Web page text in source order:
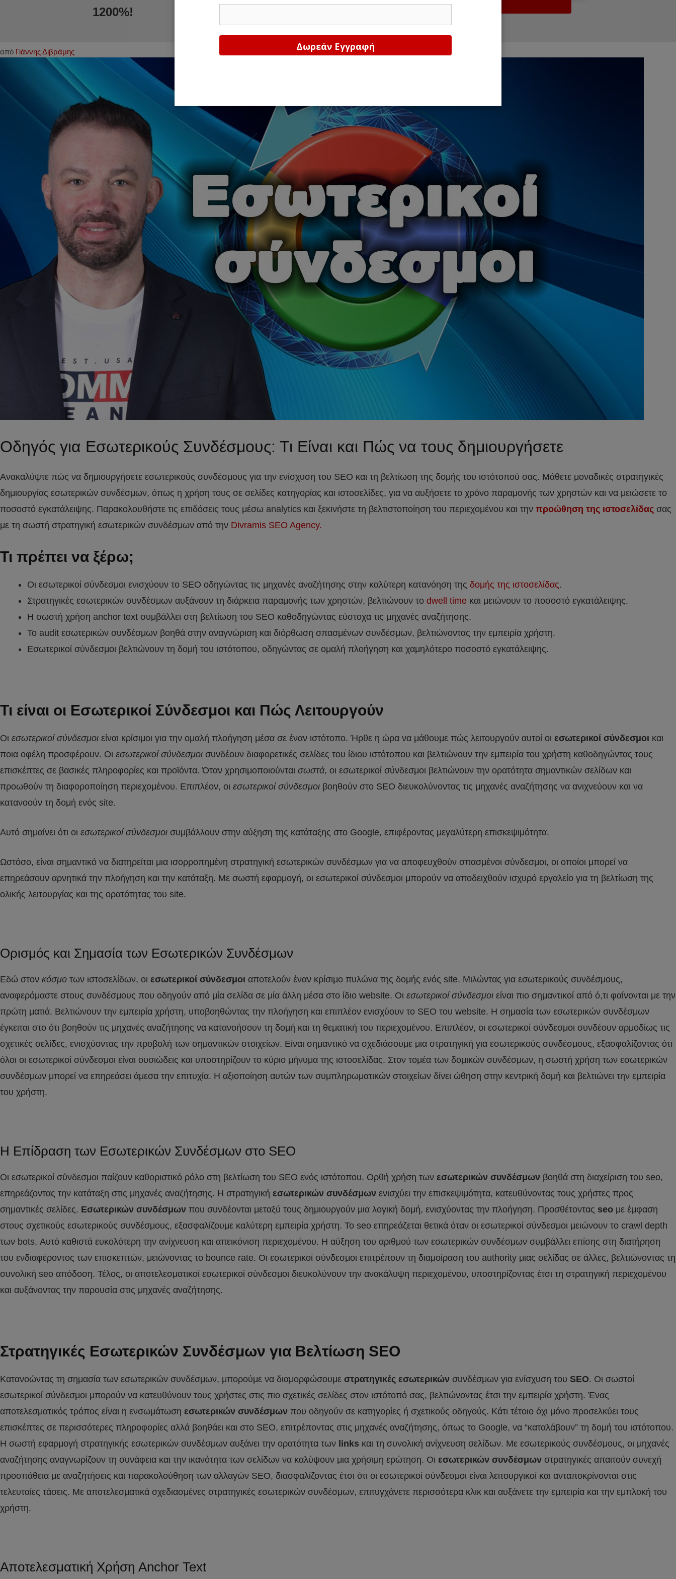
1200%!
από Γιάννης Διβράμης
Οδηγός για Εσωτερικούς Συνδέσμους: Τι Είναι και Πώς να τους δημιουργήσετε
Ανακαλύψτε πώς να δημιουργήσετε εσωτερικούς συνδέσμους για την ενίσχυση του SEO και τη βελτίωση της δομής του ιστότοπού σας. Μάθετε μοναδικές στρατηγικές
δημιουργίας εσωτερικών συνδέσμων, όπως η χρήση τους σε σελίδες κατηγορίας και ιστοσελίδες, για να αυξήσετε το χρόνο παραμονής των χρηστών και να μειώσετε το
ποσοστό εγκατάλειψης. Παρακολουθήστε τις επιδόσεις τους μέσω analytics και ξεκινήστε τη βελτιστοποίηση του περιεχομένου και την προώθηση της ιστοσελίδας σας
με τη σωστή στρατηγική εσωτερικών συνδέσμων από την Divramis SEO Agency.
Τι πρέπει να ξέρω;
Οι εσωτερικοί σύνδεσμοι ενισχύουν το SEO οδηγώντας τις μηχανές αναζήτησης στην καλύτερη κατανόηση της δομής της ιστοσελίδας.
Στρατηγικές εσωτερικών συνδέσμων αυξάνουν τη διάρκεια παραμονής των χρηστών, βελτιώνουν το dwell time και μειώνουν το ποσοστό εγκατάλειψης.
Η σωστή χρήση anchor text συμβάλλει στη βελτίωση του SEO καθοδηγώντας εύστοχα τις μηχανές αναζήτησης.
Το audit εσωτερικών συνδέσμων βοηθά στην αναγνώριση και διόρθωση σπασμένων συνδέσμων, βελτιώνοντας την εμπειρία χρήστη.
Εσωτερικοί σύνδεσμοι βελτιώνουν τη δομή του ιστότοπου, οδηγώντας σε ομαλή πλοήγηση και χαμηλότερο ποσοστό εγκατάλειψης.
Τι είναι οι Εσωτερικοί Σύνδεσμοι και Πώς Λειτουργούν
Οι εσωτερικοί σύνδεσμοι είναι κρίσιμοι για την ομαλή πλοήγηση μέσα σε έναν ιστότοπο. Ήρθε η ώρα να μάθουμε πώς λειτουργούν αυτοί οι εσωτερικοί σύνδεσμοι και
ποια οφέλη προσφέρουν. Οι εσωτερικοί σύνδεσμοι συνδέουν διαφορετικές σελίδες του ίδιου ιστότοπου και βελτιώνουν την εμπειρία του χρήστη καθοδηγώντας τους
επισκέπτες σε βασικές πληροφορίες και προϊόντα. Όταν χρησιμοποιούνται σωστά, οι εσωτερικοί σύνδεσμοι βελτιώνουν την ορατότητα σημαντικών σελίδων και
προωθούν τη διαφοροποίηση περιεχομένου. Επιπλέον, οι εσωτερικοί σύνδεσμοι βοηθούν στο SEO διευκολύνοντας τις μηχανές αναζήτησης να ανιχνεύουν και να
κατανοούν τη δομή ενός site.
Αυτό σημαίνει ότι οι εσωτερικοί σύνδεσμοι συμβάλλουν στην αύξηση της κατάταξης στο Google, επιφέροντας μεγαλύτερη επισκεψιμότητα.
Ωστόσο, είναι σημαντικό να διατηρείται μια ισορροπημένη στρατηγική εσωτερικών συνδέσμων για να αποφευχθούν σπασμένοι σύνδεσμοι, οι οποίοι μπορεί να
επηρεάσουν αρνητικά την πλοήγηση και την κατάταξη. Με σωστή εφαρμογή, οι εσωτερικοί σύνδεσμοι μπορούν να αποδειχθούν ισχυρό εργαλείο για τη βελτίωση της
ολικής λειτουργίας και της ορατότητας του site.
Ορισμός και Σημασία των Εσωτερικών Συνδέσμων
Εδώ στον κόσμο των ιστοσελίδων, οι εσωτερικοί σύνδεσμοι αποτελούν έναν κρίσιμο πυλώνα της δομής ενός site. Μιλώντας για εσωτερικούς συνδέσμους,
αναφερόμαστε στους συνδέσμους που οδηγούν από μία σελίδα σε μία άλλη μέσα στο ίδιο website. Οι εσωτερικοί σύνδεσμοι είναι πιο σημαντικοί από ό,τι φαίνονται με την
πρώτη ματιά. Βελτιώνουν την εμπειρία χρήστη, υποβοηθώντας την πλοήγηση και επιπλέον ενισχύουν το SEO του website. Η σημασία των εσωτερικών συνδέσμων
έγκειται στο ότι βοηθούν τις μηχανές αναζήτησης να κατανοήσουν τη δομή και τη θεματική του περιεχομένου. Επιπλέον, οι εσωτερικοί σύνδεσμοι συνδέουν αρμοδίως τις
σχετικές σελίδες, ενισχύοντας την προβολή των σημαντικών στοιχείων. Είναι σημαντικό να σχεδιάσουμε μια στρατηγική για εσωτερικούς συνδέσμους, εξασφαλίζοντας ότι
όλοι οι εσωτερικοί σύνδεσμοι είναι ουσιώδεις και υποστηρίζουν το κύριο μήνυμα της ιστοσελίδας. Στον τομέα των δομικών συνδέσμων, η σωστή χρήση των εσωτερικών
συνδέσμων μπορεί να επηρεάσει άμεσα την επιτυχία. Η αξιοποίηση αυτών των συμπληρωματικών στοιχείων δίνει ώθηση στην κεντρική δομή και βελτιώνει την εμπειρία
του χρήστη.
Η Επίδραση των Εσωτερικών Συνδέσμων στο SEO
Οι εσωτερικοί σύνδεσμοι παίζουν καθοριστικό ρόλο στη βελτίωση του SEO ενός ιστότοπου. Ορθή χρήση των εσωτερικών συνδέσμων βοηθά στη διαχείριση του seo,
επηρεάζοντας την κατάταξη στις μηχανές αναζήτησης. Η στρατηγική εσωτερικών συνδέσμων ενισχύει την επισκεψιμότητα, κατευθύνοντας τους χρήστες προς
σημαντικές σελίδες. Εσωτερικών συνδέσμων που συνδέονται μεταξύ τους δημιουργούν μια λογική δομή, ενισχύοντας την πλοήγηση. Προσθέτοντας seo με έμφαση
στους σχετικούς εσωτερικούς συνδέσμους, εξασφαλίζουμε καλύτερη εμπειρία χρήστη. Το seo επηρεάζεται θετικά όταν οι εσωτερικοί σύνδεσμοι μειώνουν το crawl depth
των bots. Αυτό καθιστά ευκολότερη την ανίχνευση και απεικόνιση περιεχομένου. Η αύξηση του αριθμού των εσωτερικών συνδέσμων συμβάλλει επίσης στη διατήρηση
του ενδιαφέροντος των επισκεπτών, μειώνοντας το bounce rate. Οι εσωτερικοί σύνδεσμοι επιτρέπουν τη διαμοίραση του authority μιας σελίδας σε άλλες, βελτιώνοντας τη
συνολική seo απόδοση. Τέλος, οι αποτελεσματικοί εσωτερικοί σύνδεσμοι διευκολύνουν την ανακάλυψη περιεχομένου, υποστηρίζοντας έτσι τη στρατηγική περιεχομένου
και αυξάνοντας την παρουσία στις μηχανές αναζήτησης.
Στρατηγικές Εσωτερικών Συνδέσμων για Βελτίωση SEO
Κατανοώντας τη σημασία των εσωτερικών συνδέσμων, μπορούμε να διαμορφώσουμε στρατηγικές εσωτερικών συνδέσμων για ενίσχυση του SEO. Οι σωστοί
εσωτερικοί σύνδεσμοι μπορούν να κατευθύνουν τους χρήστες στις πιο σχετικές σελίδες στον ιστότοπό σας, βελτιώνοντας έτσι την εμπειρία χρήστη. Ένας
αποτελεσματικός τρόπος είναι η ενσωμάτωση εσωτερικών συνδέσμων που οδηγούν σε κατηγορίες ή σχετικούς οδηγούς. Κάτι τέτοιο όχι μόνο προσελκύει τους
επισκέπτες σε περισσότερες πληροφορίες αλλά βοηθάει και στο SEO, επιτρέποντας στις μηχανές αναζήτησης, όπως το Google, να “καταλάβουν” τη δομή του ιστότοπου.
Η σωστή εφαρμογή στρατηγικής εσωτερικών συνδέσμων αυξάνει την ορατότητα των links και τη συνολική ανίχνευση σελίδων. Με εσωτερικούς συνδέσμους, οι μηχανές
αναζήτησης αναγνωρίζουν τη συνάφεια και την ικανότητα των σελίδων να καλύψουν μια χρήσιμη ερώτηση. Οι εσωτερικών συνδέσμων στρατηγικές απαιτούν συνεχή
προσπάθεια με αναζητήσεις και παρακολούθηση των αλλαγών SEO, διασφαλίζοντας έτσι ότι οι εσωτερικοί σύνδεσμοι είναι λειτουργικοί και ανταποκρίνονται στις
τελευταίες τάσεις. Με αποτελεσματικά σχεδιασμένες στρατηγικές εσωτερικών συνδέσμων, επιτυγχάνετε περισσότερα κλικ και αυξάνετε την εμπειρία και την εμπλοκή του
χρήστη.
Αποτελεσματική Χρήση Anchor Text